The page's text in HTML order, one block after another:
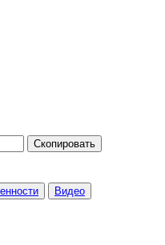
Скопировать
Видео